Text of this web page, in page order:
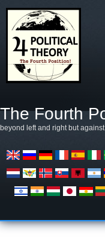
The Fourth
beyond left and right but